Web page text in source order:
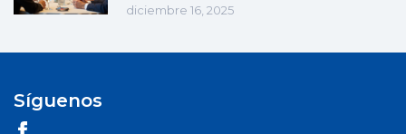
diciembre 16, 2025
Síguenos